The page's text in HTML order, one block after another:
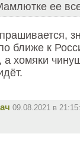
ее
ближе к
а хомяки
09.08.2021 в